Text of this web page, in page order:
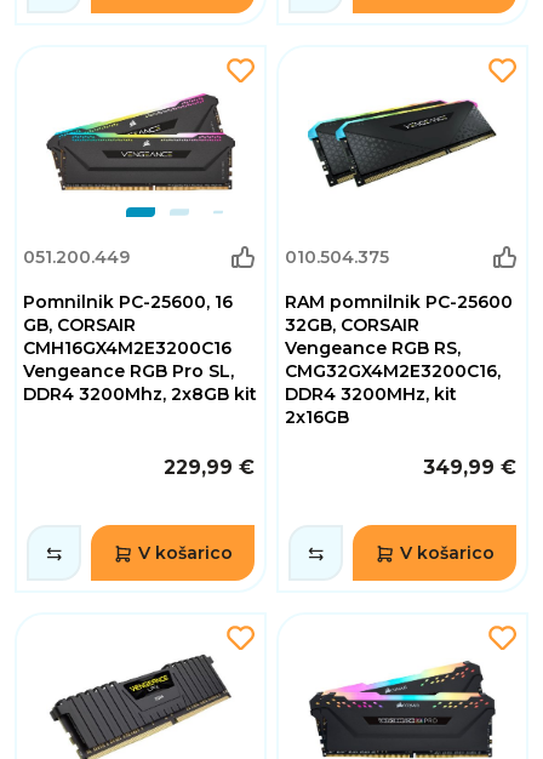
051.200.449
Pomnilnik PC-25600, 16
GB, CORSAIR
CMH16GX4M2E3200C16
Vengeance RGB Pro SL,
DDR4 3200Mhz, 2x8GB kit
229,99 €
V košarico
010.504.375
RAM pomnilnik PC-25600
32GB, CORSAIR
Vengeance RGB RS,
CMG32GX4M2E3200C16,
DDR4 3200MHz, kit
2x16GB
349,99 €
V košarico